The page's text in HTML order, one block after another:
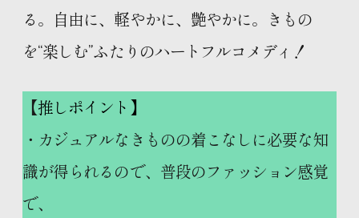
る。自由に、軽やかに、艶やかに。きもの
を“楽しむ”ふたりのハートフルコメディ！
【推しポイント】
・カジュアルなきものの着こなしに必要な知
識が得られるので、普段のファッション感覚
で、